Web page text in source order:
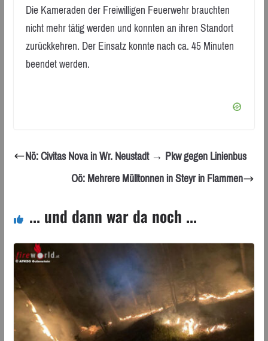
Die Kameraden der Freiwilligen Feuerwehr brauchten
nicht mehr tätig werden und konnten an ihren Standort
zurückkehren. Der Einsatz konnte nach ca. 45 Minuten
beendet werden.
Nö: Civitas Nova in Wr. Neustadt → Pkw gegen Linienbus
Oö: Mehrere Mülltonnen in Steyr in Flammen
... und dann war da noch ...